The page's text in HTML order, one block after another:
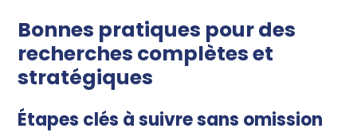
Bonnes pratiques pour des
recherches complètes et
stratégiques
Étapes clés à suivre sans omission